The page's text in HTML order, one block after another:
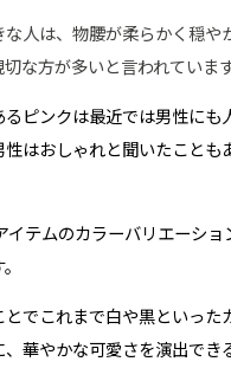
人は、 物腰が柔らかく穏や
な方が多いと言われています
るピンクは最近では男性にも
性はおしゃれと聞いたことも
イテムのカラーバリエーショ
とでこれまで白や黒といった
華やかな可愛さを演出でき